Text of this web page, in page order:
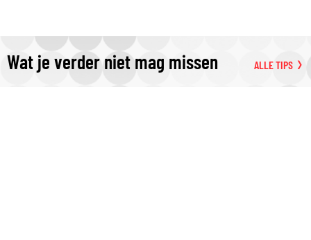
Wat je verder niet mag missen ALLE TIPS